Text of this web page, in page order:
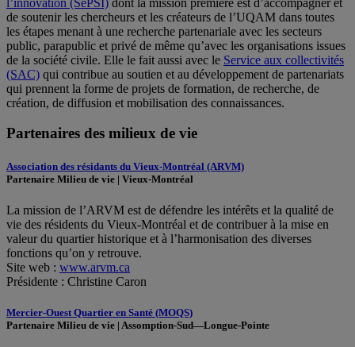
de soutenir les chercheurs et les créateurs de l’UQAM dans toutes
les étapes menant à une recherche partenariale avec les secteurs
public, parapublic et privé de même qu’avec les organisations issues
de la société civile. Elle le fait aussi avec le Service aux collectivités
(SAC) qui contribue au soutien et au développement de partenariats
qui prennent la forme de projets de formation, de recherche, de
création, de diffusion et mobilisation des connaissances.
Partenaires des milieux de vie
Association des résidants du Vieux-Montréal (ARVM)
Partenaire Milieu de vie | Vieux-Montréal
La mission de l’ARVM est de défendre les intérêts et la qualité de
vie des résidents du Vieux-Montréal et de contribuer à la mise en
valeur du quartier historique et à l’harmonisation des diverses
fonctions qu’on y retrouve.
Site web : www.arvm.ca
Présidente : Christine Caron
Mercier-Ouest Quartier en Santé (MOQS)
Partenaire Milieu de vie | Assomption-Sud—Longue-Pointe